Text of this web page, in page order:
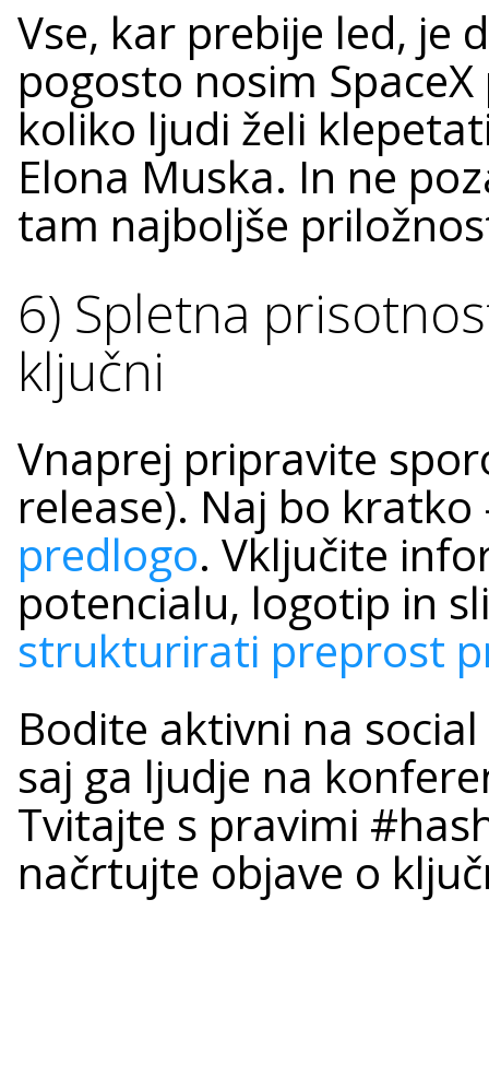
Vse, kar prebije led, je
pogosto nosim
koliko ljudi želi
Elona Muska. In ne
tam najboljše
6) Spletna
ključni
Vnaprej pripravite
release). Naj bo
predlogo. Vključite
potencialu, logotip in
strukturirati preprost
Bodite aktivni na
saj ga ljudje na
Tvitajte s pravimi
načrtujte objave o